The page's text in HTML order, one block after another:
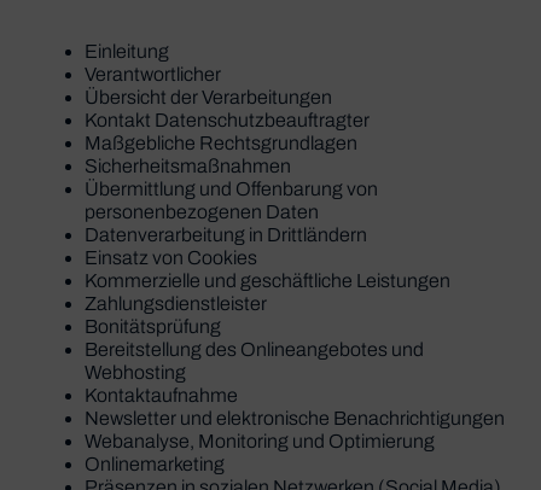
Einleitung
Verantwortlicher
Übersicht der Verarbeitungen
Kontakt Datenschutzbeauftragter
Maßgebliche Rechtsgrundlagen
Sicherheitsmaßnahmen
Übermittlung und Offenbarung von
personenbezogenen Daten
Datenverarbeitung in Drittländern
Einsatz von Cookies
Kommerzielle und geschäftliche Leistungen
Zahlungsdienstleister
Bonitätsprüfung
Bereitstellung des Onlineangebotes und
Webhosting
Kontaktaufnahme
Newsletter und elektronische Benachrichtigungen
Webanalyse, Monitoring und Optimierung
Onlinemarketing